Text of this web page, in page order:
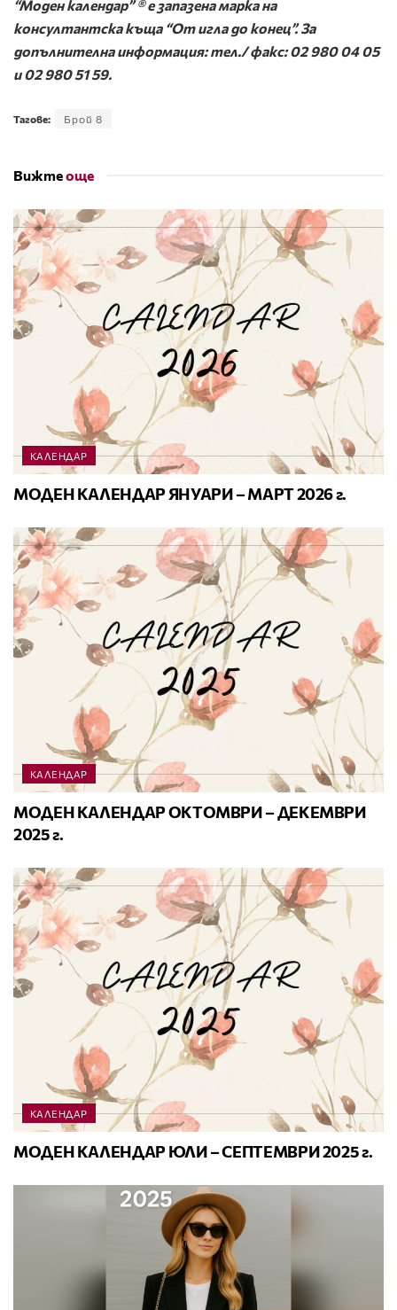
“Моден календар” ® е запазена марка на
консултантска къща “От игла до конец”. За
допълнителна информация: тел./ факс: 02 980 04 05
и 02 980 51 59.
Тагове: Брой 8
Вижтеоще
КАЛЕНДАР
МОДЕН КАЛЕНДАР ЯНУАРИ – МАРТ 2026 г.
КАЛЕНДАР
МОДЕН КАЛЕНДАР ОКТОМВРИ – ДЕКЕМВРИ
2025 г.
КАЛЕНДАР
МОДЕН КАЛЕНДАР ЮЛИ – СЕПТЕМВРИ 2025 г.